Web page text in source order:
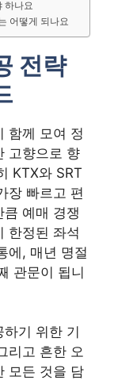
하나요
어떻게 되나요
전략
함께 모여 정
고향으로 향
KTX와 SRT
장 빠르고 편
예매 경쟁
한정된 좌석
에, 매년 명절
관문이 됩니
기 위한 기
리고 흔한 오
모든 것을 담